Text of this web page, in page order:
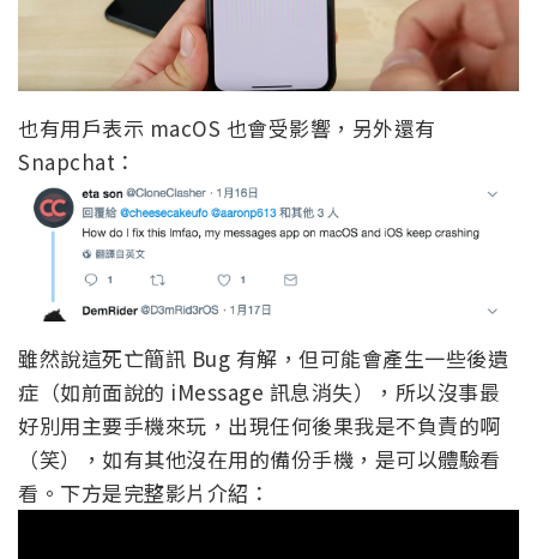
也有用戶表示 macOS 也會受影響，另外還有
Snapchat：
雖然說這死亡簡訊 Bug 有解，但可能會產生一些後遺
症（如前面說的 iMessage 訊息消失），所以沒事最
好別用主要手機來玩，出現任何後果我是不負責的啊
（笑），如有其他沒在用的備份手機，是可以體驗看
看。下方是完整影片介紹：